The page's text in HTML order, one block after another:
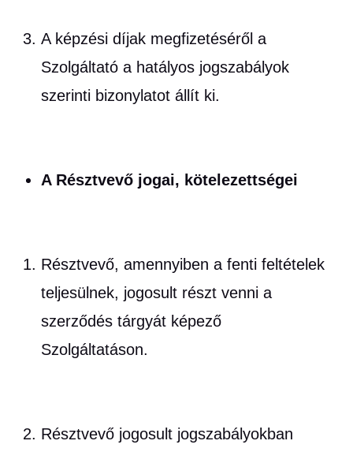
A képzési díjak megfizetéséről a
Szolgáltató a hatályos jogszabályok
szerinti bizonylatot állít ki.
A Résztvevő jogai, kötelezettségei
Résztvevő, amennyiben a fenti feltételek
teljesülnek, jogosult részt venni a
szerződés tárgyát képező
Szolgáltatáson.
Résztvevő jogosult jogszabályokban